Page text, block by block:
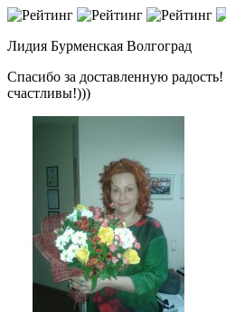
Лидия Бурменская Волгоград
Спасибо за доставленную
счастливы!)))